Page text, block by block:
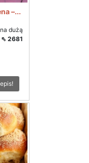
–...
dużą
⇖ 2681